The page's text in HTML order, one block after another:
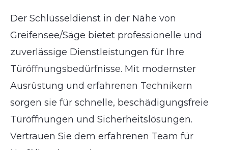
Der Schlüsseldienst in der Nähe von
Greifensee/Säge bietet professionelle und
zuverlässige Dienstleistungen für Ihre
Türöffnungsbedürfnisse. Mit modernster
Ausrüstung und erfahrenen Technikern
sorgen sie für schnelle, beschädigungsfreie
Türöffnungen und Sicherheitslösungen.
Vertrauen Sie dem erfahrenen Team für